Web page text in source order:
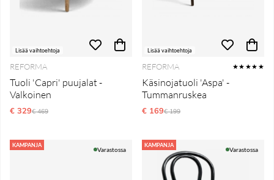
Lisää vaihtoehtoja
REFORMA
Tuoli 'Capri' puujalat -
Valkoinen
€ 329Normaali hinta
€ 469
Lisää vaihtoehtoja
REFORMA ★★★★★
Käsinojatuoli 'Aspa' -
Tummanruskea
€ 169Normaali hinta
€ 199
KAMPANJA
Varastossa
KAMPANJA
Varastossa